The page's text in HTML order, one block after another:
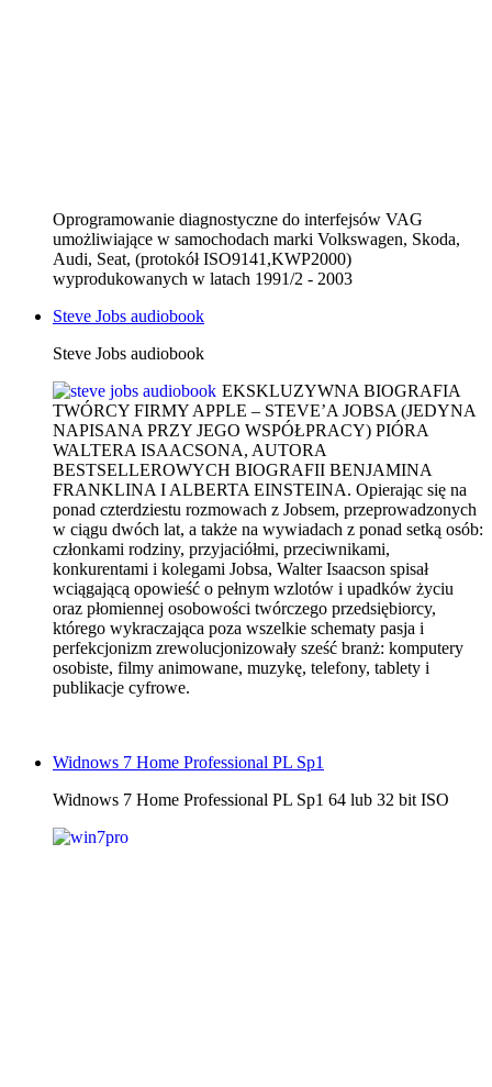
Oprogramowanie diagnostyczne do interfejsów VAG
umożliwiające w samochodach marki Volkswagen, Skoda,
Audi, Seat, (protokół ISO9141,KWP2000)
wyprodukowanych w latach 1991/2 - 2003
Steve Jobs audiobook
Steve Jobs audiobook
EKSKLUZYWNA BIOGRAFIA
TWÓRCY FIRMY APPLE – STEVE’A JOBSA (JEDYNA
NAPISANA PRZY JEGO WSPÓŁPRACY) PIÓRA
WALTERA ISAACSONA, AUTORA
BESTSELLEROWYCH BIOGRAFII BENJAMINA
FRANKLINA I ALBERTA EINSTEINA. Opierając się na
ponad czterdziestu rozmowach z Jobsem, przeprowadzonych
w ciągu dwóch lat, a także na wywiadach z ponad setką osób:
członkami rodziny, przyjaciółmi, przeciwnikami,
konkurentami i kolegami Jobsa, Walter Isaacson spisał
wciągającą opowieść o pełnym wzlotów i upadków życiu
oraz płomiennej osobowości twórczego przedsiębiorcy,
którego wykraczająca poza wszelkie schematy pasja i
perfekcjonizm zrewolucjonizowały sześć branż: komputery
osobiste, filmy animowane, muzykę, telefony, tablety i
publikacje cyfrowe.
Widnows 7 Home Professional PL Sp1
Widnows 7 Home Professional PL Sp1 64 lub 32 bit ISO